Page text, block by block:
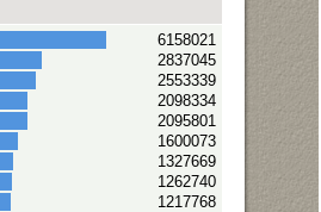
6158021
2837045
2553339
2098334
2095801
1600073
1327669
1262740
1217768